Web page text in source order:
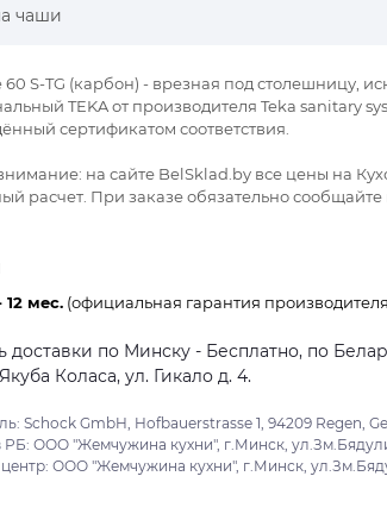
чаши
60 S-TG (карбон) - врезная под столешницу,
TEKA от производителя Teka sanitary
сертификатом соответствия.
на сайте BelSklad.by все цены на
расчет. При заказе обязательно сообщайте
12 мес. (официальная гарантия производителя
доставки по Минску - Бесплатно, по
Коласа, ул. Гикало д. 4.
Schock GmbH, Hofbauerstrasse 1, 94209 Regen,
РБ: ООО "Жемчужина кухни", г.Минск,
ООО "Жемчужина кухни", г.Минск,